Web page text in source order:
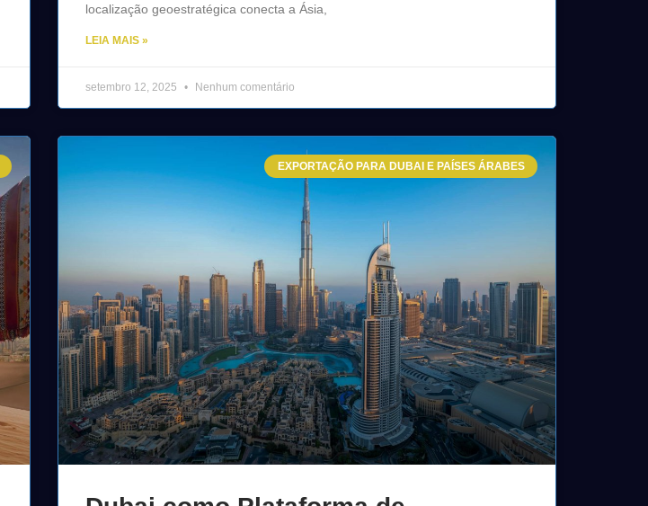
localização geoestratégica conecta a Ásia,
LEIA MAIS »
setembro 12, 2025 Nenhum comentário
EXPORTAÇÃO PARA DUBAI E PAÍSES ÁRABES